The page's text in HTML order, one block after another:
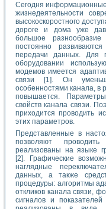
Сегодня
жизнедеятельности
высокоскоростного
дороге и дома уже
большое
постоянно
передачи данных. Для
оборудовании
модемов имеется
связи [1]. Он
особенностями канала, в
повышается.
свойств канала связи.
приходится проводить
этих параметров.
Представленные в
позволяют
реализованы на языке
[2]. Графические
наглядные
данных, а также
процедуры: алгоритмы
откликов канала связи,
сигналов и